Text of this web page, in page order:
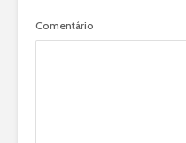
Comentário